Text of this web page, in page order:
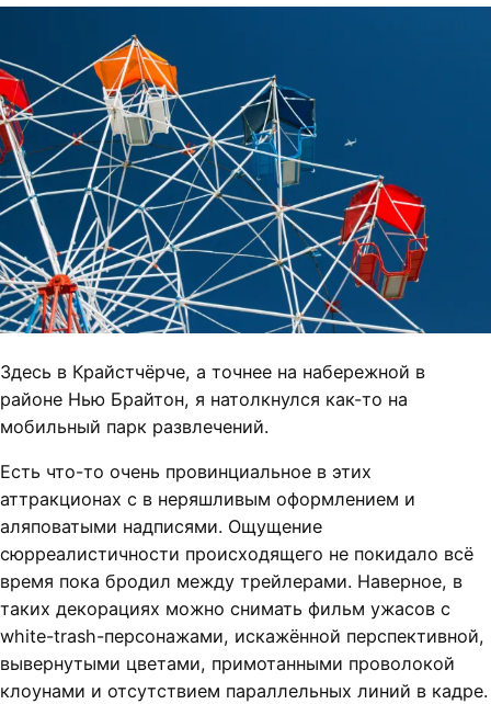
Здесь в Крайстчёрче, а точнее на набережной в
районе Нью Брайтон, я натолкнулся как-то на
мобильный парк развлечений.
Есть что-то очень провинциальное в этих
аттракционах с в неряшливым оформлением и
аляповатыми надписями. Ощущение
сюрреалистичности происходящего не покидало всё
время пока бродил между трейлерами. Наверное, в
таких декорациях можно снимать фильм ужасов с
white-trash-персонажами, искажённой перспективной,
вывернутыми цветами, примотанными проволокой
клоунами и отсутствием параллельных линий в кадре.